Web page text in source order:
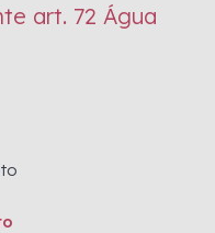
art. 72 Água